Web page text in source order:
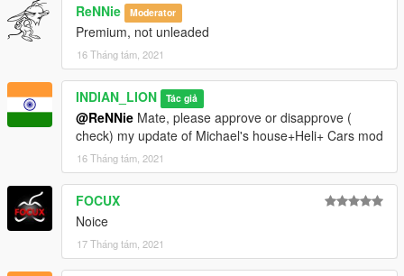
Credit :
. Menyoo
. Author
Do not republish it
Can be used in videos
Inform me about bugs in comment section
Single colour lights version may be uploaded later(This is
multicolour)
ReNNie Moderator
Premium, not unleaded
16 Tháng tám, 2021
INDIAN_LION Tác giả
@ReNNie Mate, please approve or disapprove (
check) my update of Michael's house+Heli+ Cars mod
16 Tháng tám, 2021
FOCUX
Noice
17 Tháng tám, 2021